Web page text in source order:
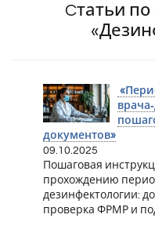
Cтатьи
документов»
09.10.2025
Пошаговая
прохождению
дезинфектологии:
проверка ФРМР и